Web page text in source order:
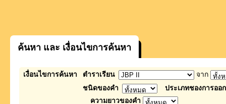
ค้นหา และ เงื่อนไขการค้นหา
เงื่อนไขการค้นหา ตำราเรียน
จาก
ชนิดของคำ
ประเภทชองการออ
ความยาวของคำ